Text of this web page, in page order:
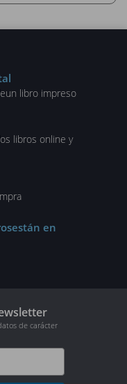
un libro impreso
libros online y
están en
de carácter